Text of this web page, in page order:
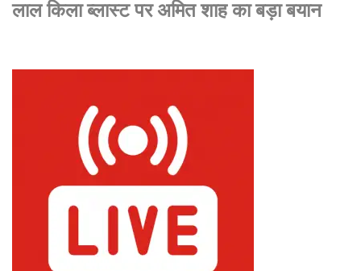
लाल किला ब्लास्ट पर अमित शाह का बड़ा बयान